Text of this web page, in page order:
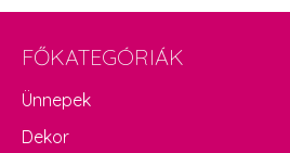
FŐKATEGÓRIÁK
Ünnepek
Dekor